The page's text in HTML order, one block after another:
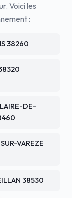
Voici les
:
38260
DE-
VAREZE
38530